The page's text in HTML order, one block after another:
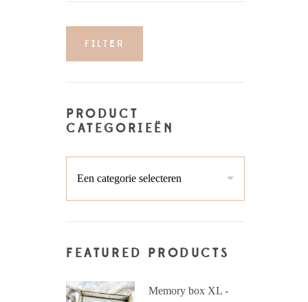
FILTER
PRODUCT
CATEGORIEËN
FEATURED PRODUCTS
Memory box XL -